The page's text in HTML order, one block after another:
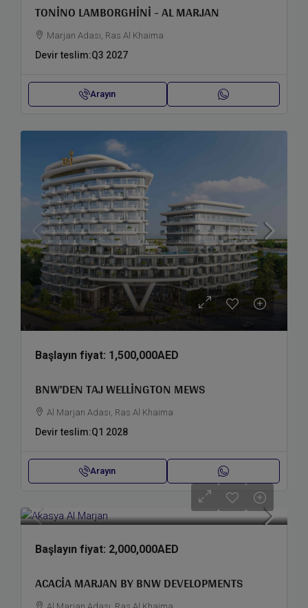
TONINO LAMBORGHINI - AL MARJAN
Marjan Adası, Ras Al Khaima
Devir teslim:Q3 2027
Arayın
Başlayın fiyat: 1,500,000AED
BNW'DEN TAJ WELLINGTON MEWS
Al Marjan Adası, Ras Al Khaima
Devir teslim:Q1 2028
Arayın
Başlayın fiyat: 2,000,000AED
ACACIA MARJAN BY BNW DEVELOPMENTS